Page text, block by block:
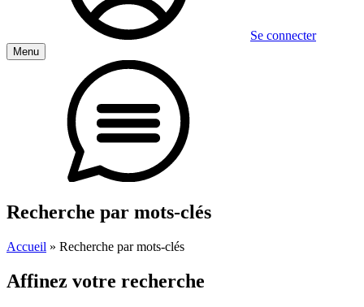
Se connecter
Menu
Recherche par mots-clés
Accueil » Recherche par mots-clés
Affinez votre recherche